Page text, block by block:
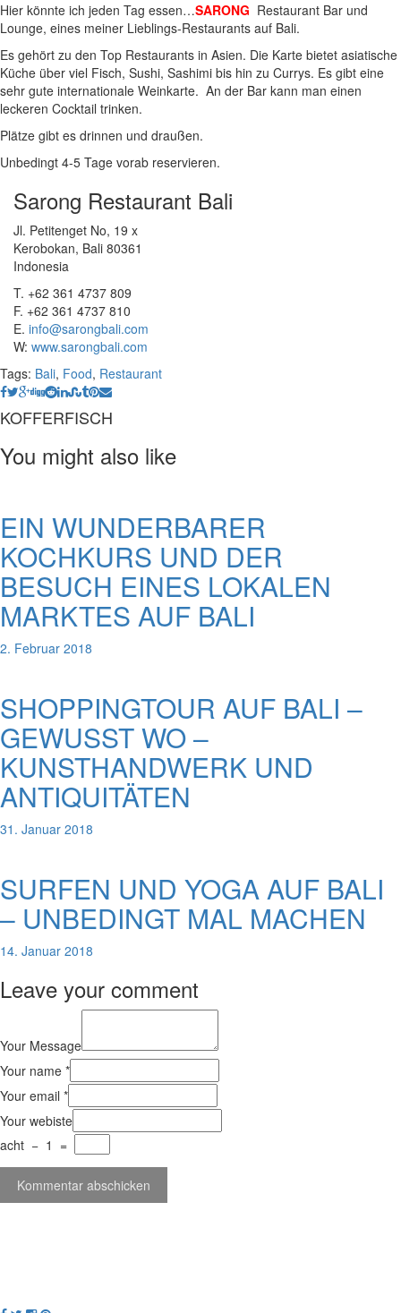
Hier könnte ich jeden Tag essen…SARONG Restaurant Bar und
Lounge, eines meiner Lieblings-Restaurants auf Bali.
Es gehört zu den Top Restaurants in Asien. Die Karte bietet asiatische
Küche über viel Fisch, Sushi, Sashimi bis hin zu Currys. Es gibt eine
sehr gute internationale Weinkarte. An der Bar kann man einen
leckeren Cocktail trinken.
Plätze gibt es drinnen und draußen.
Unbedingt 4-5 Tage vorab reservieren.
Sarong Restaurant Bali
Jl. Petitenget No, 19 x
Kerobokan, Bali 80361
Indonesia
T. +62 361 4737 809
F. +62 361 4737 810
E. info@sarongbali.com
W: www.sarongbali.com
Tags: Bali, Food, Restaurant
KOFFERFISCH
You might also like
EIN WUNDERBARER
KOCHKURS UND DER
BESUCH EINES LOKALEN
MARKTES AUF BALI
2. Februar 2018
SHOPPINGTOUR AUF BALI –
GEWUSST WO –
KUNSTHANDWERK UND
ANTIQUITÄTEN
31. Januar 2018
SURFEN UND YOGA AUF BALI
– UNBEDINGT MAL MACHEN
14. Januar 2018
Leave your comment
Your Message
Your name *
Your email *
Your webiste
acht − 1 =